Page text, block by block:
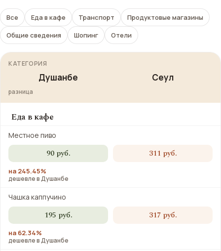
Все Еда в кафе Транспорт
Продуктовые магазины
Общие сведения
Шопинг Отели
КАТЕГОРИЯ
Душанбе Сеул
разница
Еда в кафе
Местное пиво
90 руб. 311 руб.
на 245.45%
дешевле в Душанбе
Чашка каппучино
195 руб. 317 руб.
на 62.34%
дешевле в Душанбе